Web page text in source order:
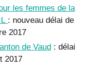
les femmes de la
: nouveau délai de
2017
de Vaud : délai
2017